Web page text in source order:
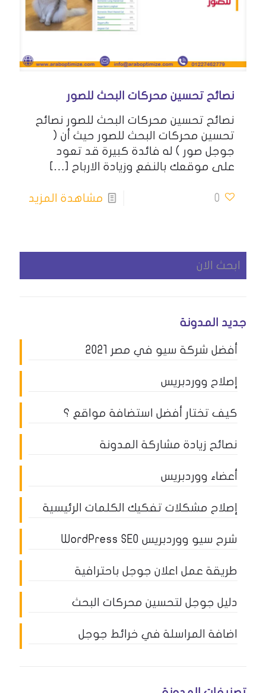
نصائح تحسين محركات البحث للصور
نصائح تحسين محركات البحث للصور نصائح
تحسين محركات البحث للصور حيث أن (
جوجل صور ) له فائدة كبيرة قد تعود
على موقعك بالنفع وزيادة الارباح […]
0 مشاهدة المزيد
جديد المدونة
أفضل شركة سيو في مصر 2021
إصلاح ووردبريس
كيف تختار أفضل استضافة مواقع ؟
نصائح زيادة مشاركة المدونة
أعضاء ووردبريس
إصلاح مشكلات تفكيك الكلمات الرئيسية
شرح سيو ووردبريس WordPress SEO
طريقة عمل اعلان جوجل باحترافية
دليل جوجل لتحسين محركات البحث
اضافة المراسلة في خرائط جوجل